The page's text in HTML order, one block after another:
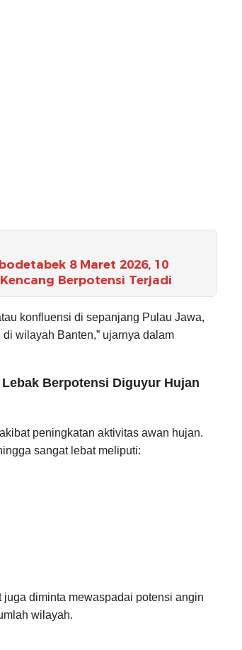
8 Maret 2026, 10
Berpotensi Terjadi
konfluensi di sepanjang Pulau Jawa,
wilayah Banten,” ujarnya dalam
Berpotensi Diguyur Hujan
peningkatan aktivitas awan hujan.
sangat lebat meliputi:
diminta mewaspadai potensi angin
wilayah.